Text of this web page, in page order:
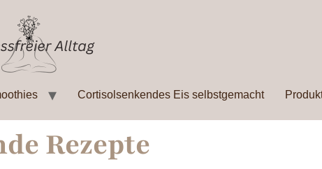
Cortisolsenkendes Eis selbstgemacht
Rezepte